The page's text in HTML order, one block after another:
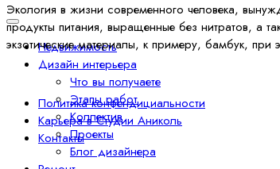
Недвижимость
Дизайн интерьера
Что вы получаете
Этапы работ
Коллектив
Проекты
Блог дизайнера
Экология в жизни современного человека,
продукты питания, выращенные без нитратов, а
экзотические материалы, к примеру, бамбук, при
Политика конфендициальности
Карьера в Студии Аниколь
Контакты